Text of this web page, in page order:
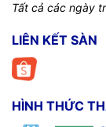
Tất cả các ngày
LIÊN KẾT SÀN
HÌNH THỨC